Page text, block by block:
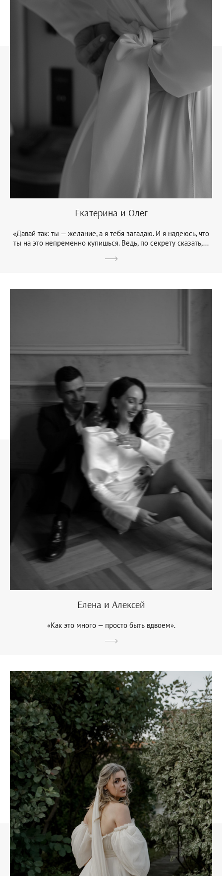
Екатерина и Олег
«Давай так: ты — желание, а я тебя загадаю. И я надеюсь, что
ты на это непременно купишься. Ведь, по секрету сказать,...
Елена и Алексей
«Как это много — просто быть вдвоем».